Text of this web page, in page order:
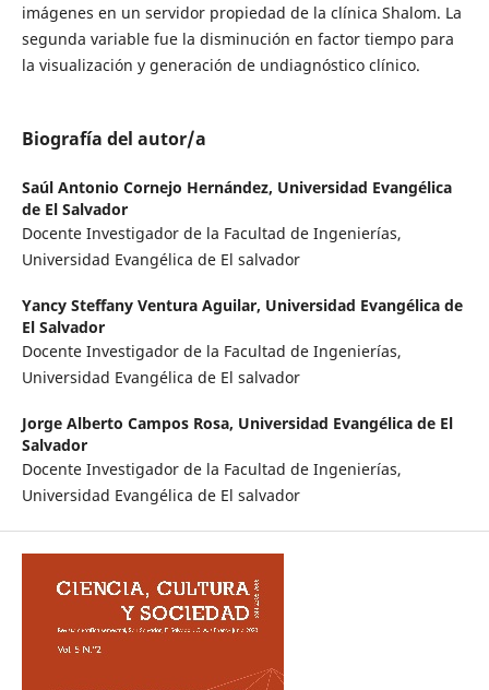
imágenes en un servidor propiedad de la clínica Shalom. La
segunda variable fue la disminución en factor tiempo para
la visualización y generación de undiagnóstico clínico.
Biografía del autor/a
Saúl Antonio Cornejo Hernández, Universidad Evangélica
de El Salvador
Docente Investigador de la Facultad de Ingenierías,
Universidad Evangélica de El salvador
Yancy Steffany Ventura Aguilar, Universidad Evangélica de
El Salvador
Docente Investigador de la Facultad de Ingenierías,
Universidad Evangélica de El salvador
Jorge Alberto Campos Rosa, Universidad Evangélica de El
Salvador
Docente Investigador de la Facultad de Ingenierías,
Universidad Evangélica de El salvador